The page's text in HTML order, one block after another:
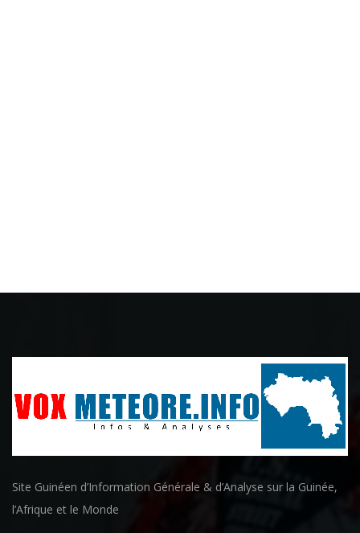
Site Guinéen d’Information Générale & d’Analyse sur la Guinée,
l’Afrique et le Monde